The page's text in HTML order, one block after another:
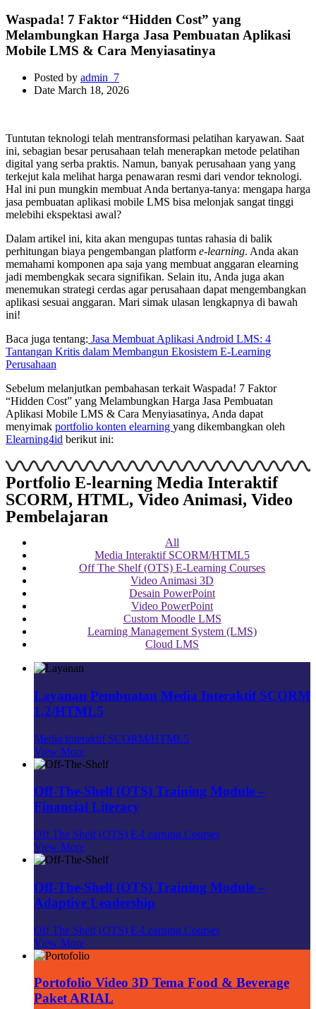
Waspada! 7 Faktor “Hidden Cost” yang
Melambungkan Harga Jasa Pembuatan Aplikasi
Mobile LMS & Cara Menyiasatinya
Posted by admin_7
Date March 18, 2026
Tuntutan teknologi telah mentransformasi pelatihan karyawan. Saat
ini, sebagian besar perusahaan telah menerapkan metode pelatihan
digital yang serba praktis. Namun, banyak perusahaan yang yang
terkejut kala melihat harga penawaran resmi dari vendor teknologi.
Hal ini pun mungkin membuat Anda bertanya-tanya: mengapa harga
jasa pembuatan aplikasi mobile LMS bisa melonjak sangat tinggi
melebihi ekspektasi awal?
Dalam artikel ini, kita akan mengupas tuntas rahasia di balik
perhitungan biaya pengembangan platform e-learning. Anda akan
memahami komponen apa saja yang membuat anggaran elearning
jadi membengkak secara signifikan. Selain itu, Anda juga akan
menemukan strategi cerdas agar perusahaan dapat mengembangkan
aplikasi sesuai anggaran. Mari simak ulasan lengkapnya di bawah
ini!
Baca juga tentang: Jasa Membuat Aplikasi Android LMS: 4
Tantangan Kritis dalam Membangun Ekosistem E-Learning
Perusahaan
Sebelum melanjutkan pembahasan terkait Waspada! 7 Faktor
“Hidden Cost” yang Melambungkan Harga Jasa Pembuatan
Aplikasi Mobile LMS & Cara Menyiasatinya, Anda dapat
menyimak portfolio konten elearning yang dikembangkan oleh
Elearning4id berikut ini:
Portfolio E-learning Media Interaktif
SCORM, HTML, Video Animasi, Video
Pembelajaran
All
Media Interaktif SCORM/HTML5
Off The Shelf (OTS) E-Learning Courses
Video Animasi 3D
Desain PowerPoint
Video PowerPoint
Custom Moodle LMS
Learning Management System (LMS)
Cloud LMS
Layanan Pembuatan Media Interaktif SCORM
1.2/HTML5
Media Interaktif SCORM/HTML5
View More
Off-The-Shelf (OTS) Training Module –
Financial Literacy
Off The Shelf (OTS) E-Learning Courses
View More
Off-The-Shelf (OTS) Training Module –
Adaptive Leadership
Off The Shelf (OTS) E-Learning Courses
View More
Portofolio Video 3D Tema Food & Beverage
Paket ARIAL